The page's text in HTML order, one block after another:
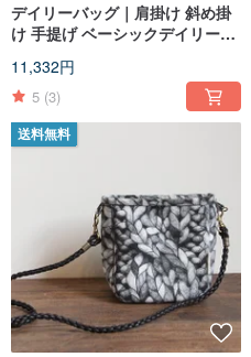
デイリーバッグ｜肩掛け 斜め掛
け 手提げ ベーシックデイリーバ
11,332円
5 (3)
送料無料